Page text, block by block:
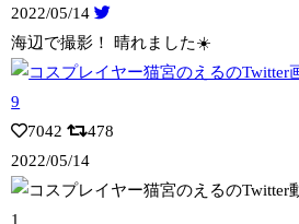
2022/05/14
海辺で撮影！ 晴れました☀️
7042
478
2022/05/14